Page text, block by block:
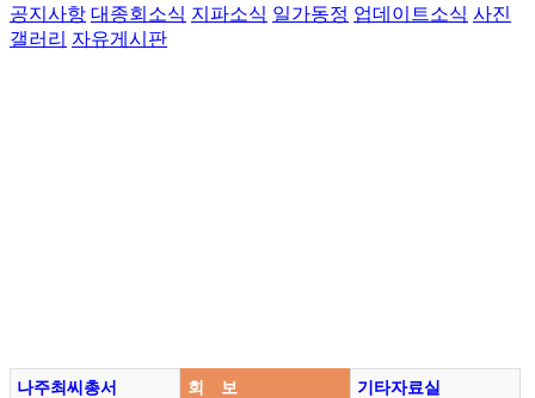
공지사항 대종회소식 지파소식 일가동정 업데이트소식 사진
갤러리 자유게시판
나주최씨총서 회 보 기타자료실